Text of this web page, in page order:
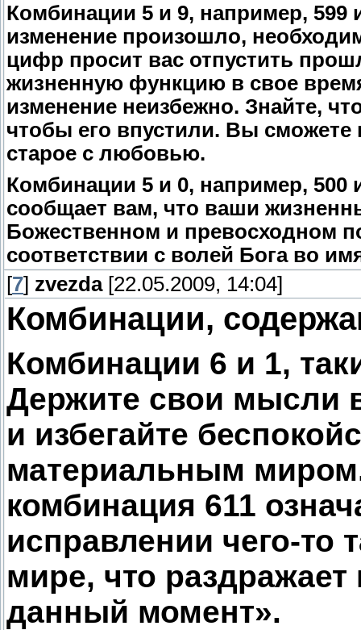
Комбинации 5 и 9, например, 599
изменение произошло,
цифр просит вас отпустить
жизненную функцию в свое
изменение неизбежно. Знайте,
чтобы его впустили. Вы сможете
старое с любовью.
Комбинации 5 и 0, например, 500
сообщает вам, что ваши
Божественном и превосходном
соответствии с волей Бога во
[7] zvezda[22.05.2009, 14:04]
Комбинации,
Комбинации 6 и 1,
Держите свои мысли
и избегайте
материальным
комбинация 611
исправлении чего-то
мире, что
данный момент».